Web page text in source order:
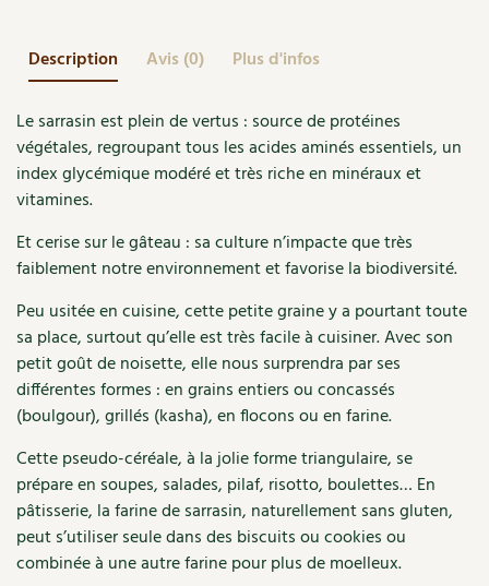
Cures, régimes
Dessert, Boulangerie
Techniques, conservation, organisation
NOUVEAUTÉS
Feuilleter le catalogue
Le magazine Les 4 saisons
Cartes cadeau
Séjourner en Trièves
Outils et ustensiles du jardin
Ravageurs et maladies au jardin
Cuisine saine
Alimentation et nutrition
Recettes de printemps
Recettes par type de plat
Recettes sans gluten
Recettes végétariennes et vegan
Habitat écologique
Forums
Jardin bio
Habitat écologique
Soins naturels
Société et alternatives
Les 4 saisons& vous
Questions à la rédaction
Entre abonné·es
Trucs & astuces
Expés
grands
effets
Description Avis (0) Plus d'infos
Le sarrasin est plein de vertus : source de protéines
végétales, regroupant tous les acides aminés essentiels, un
index glycémique modéré et très riche en minéraux et
vitamines.
Et cerise sur le gâteau : sa culture n’impacte que très
faiblement notre environnement et favorise la biodiversité.
Peu usitée en cuisine, cette petite graine y a pourtant toute
sa place, surtout qu’elle est très facile à cuisiner. Avec son
petit goût de noisette, elle nous surprendra par ses
différentes formes : en grains entiers ou concassés
(boulgour), grillés (kasha), en flocons ou en farine.
Cette pseudo-céréale, à la jolie forme triangulaire, se
prépare en soupes, salades, pilaf, risotto, boulettes… En
pâtisserie, la farine de sarrasin, naturellement sans gluten,
peut s’utiliser seule dans des biscuits ou cookies ou
combinée à une autre farine pour plus de moelleux.